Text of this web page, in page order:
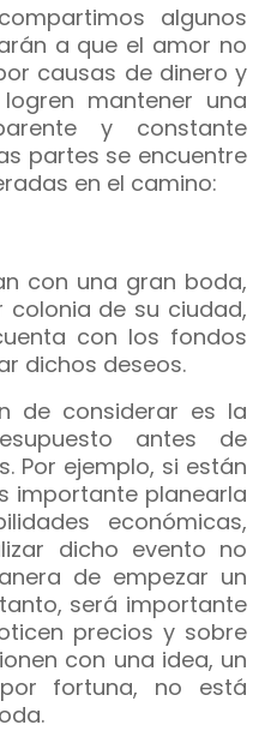
algunos
a que el amor no
causas de dinero y
mantener una
y constante
partes se encuentre
en el camino:
con una gran boda,
de su ciudad,
con los fondos
dichos deseos.
de considerar es la
antes de
Por ejemplo, si están
importante planearla
económicas,
dicho evento no
de empezar un
será importante
precios y sobre
con una idea, un
fortuna, no está